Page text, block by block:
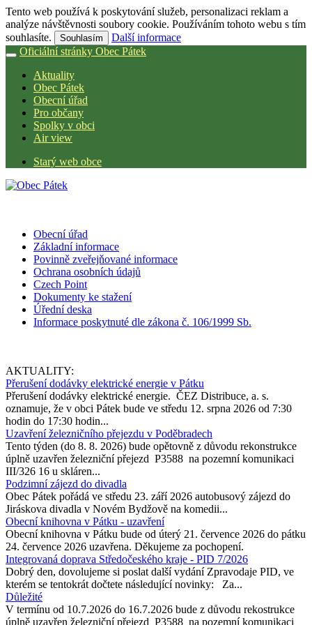
Tento web používá k poskytování služeb, personalizaci reklam a
analýze návštěvnosti soubory cookie. Používáním tohoto webu s tím
souhlasíte.
Souhlasím
Další informace
Oficiální stránky Obec Pátek
Aktuality
Obec Pátek
Obecní úřad
Pro občany
Spolky v obci
Air view
Starý web obce
Obecní úřad
Základní informace
Povinně zveřejňované informace
Ochrana osobních údajů
Czech Point
Dokumenty ke stažení
Úřední deska
Informace poskytnuté dle zákona č. 106/1999 Sb.
AKTUALITY:
Přerušení dodávky elektrické energie v Pátku
Přerušení dodávky elektrické energie. ČEZ Distribuce, a. s.
oznamuje, že v obci Pátek bude ve středu 12. srpna 2026 od 7:30
hodin do 17:30 hodin...
Uzavření železničního přejezdu v Poděbradech
Tento týden (do 8. 8. 2026) bude opětovně z důvodu rekonstrukce
úplně uzavřen železniční přejezd P3588 na pozemní komunikaci
III/326 16 u skláren...
Podzimní zájezd do divadla
Obec Pátek pořádá ve středu 23. září 2026 autobusový zájezd do
Jiráskova divadla v Novém Bydžově na komedii...
Obecní knihovna v Pátku - uzavření
Obecní knihovna v Pátku bude od úterý 21. července 2026 do pátku
24. července 2026 uzavřena. Děkujeme za pochopení.
Integrovaná doprava Středočeského kraje - PID 7/2026
Dobrý den, dovolujeme si poslat další vydání Zpravodaje PID, ve
kterém se tentokrát dočtete následující novinky: Za...
Důležité
V termínu od 10.7.2026 do 16.7.2026 bude z důvodu rekostrukce
úplně uzavřen železniční přejezd P3588 na pozemní komunikaci